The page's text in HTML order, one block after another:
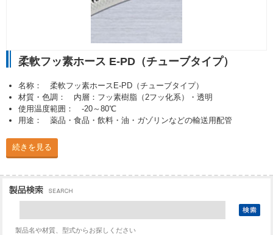
柔軟フッ素ホース E-PD（チューブタイプ）
名称： 柔軟フッ素ホースE-PD（チューブタイプ）
材質・色調： 内層：フッ素樹脂（2フッ化系）・透明
使用温度範囲： -20～80℃
用途： 薬品・食品・飲料・油・ガゾリンなどの輸送用配管
続きを見る
製品名や材質、型式からお探しください